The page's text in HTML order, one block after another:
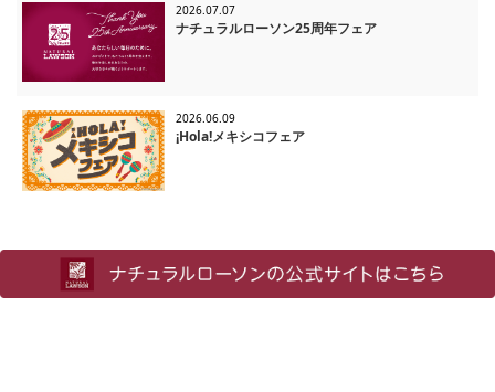
2026.07.07
ナチュラルローソン25周年フェア
2026.06.09
¡Hola!メキシコフェア